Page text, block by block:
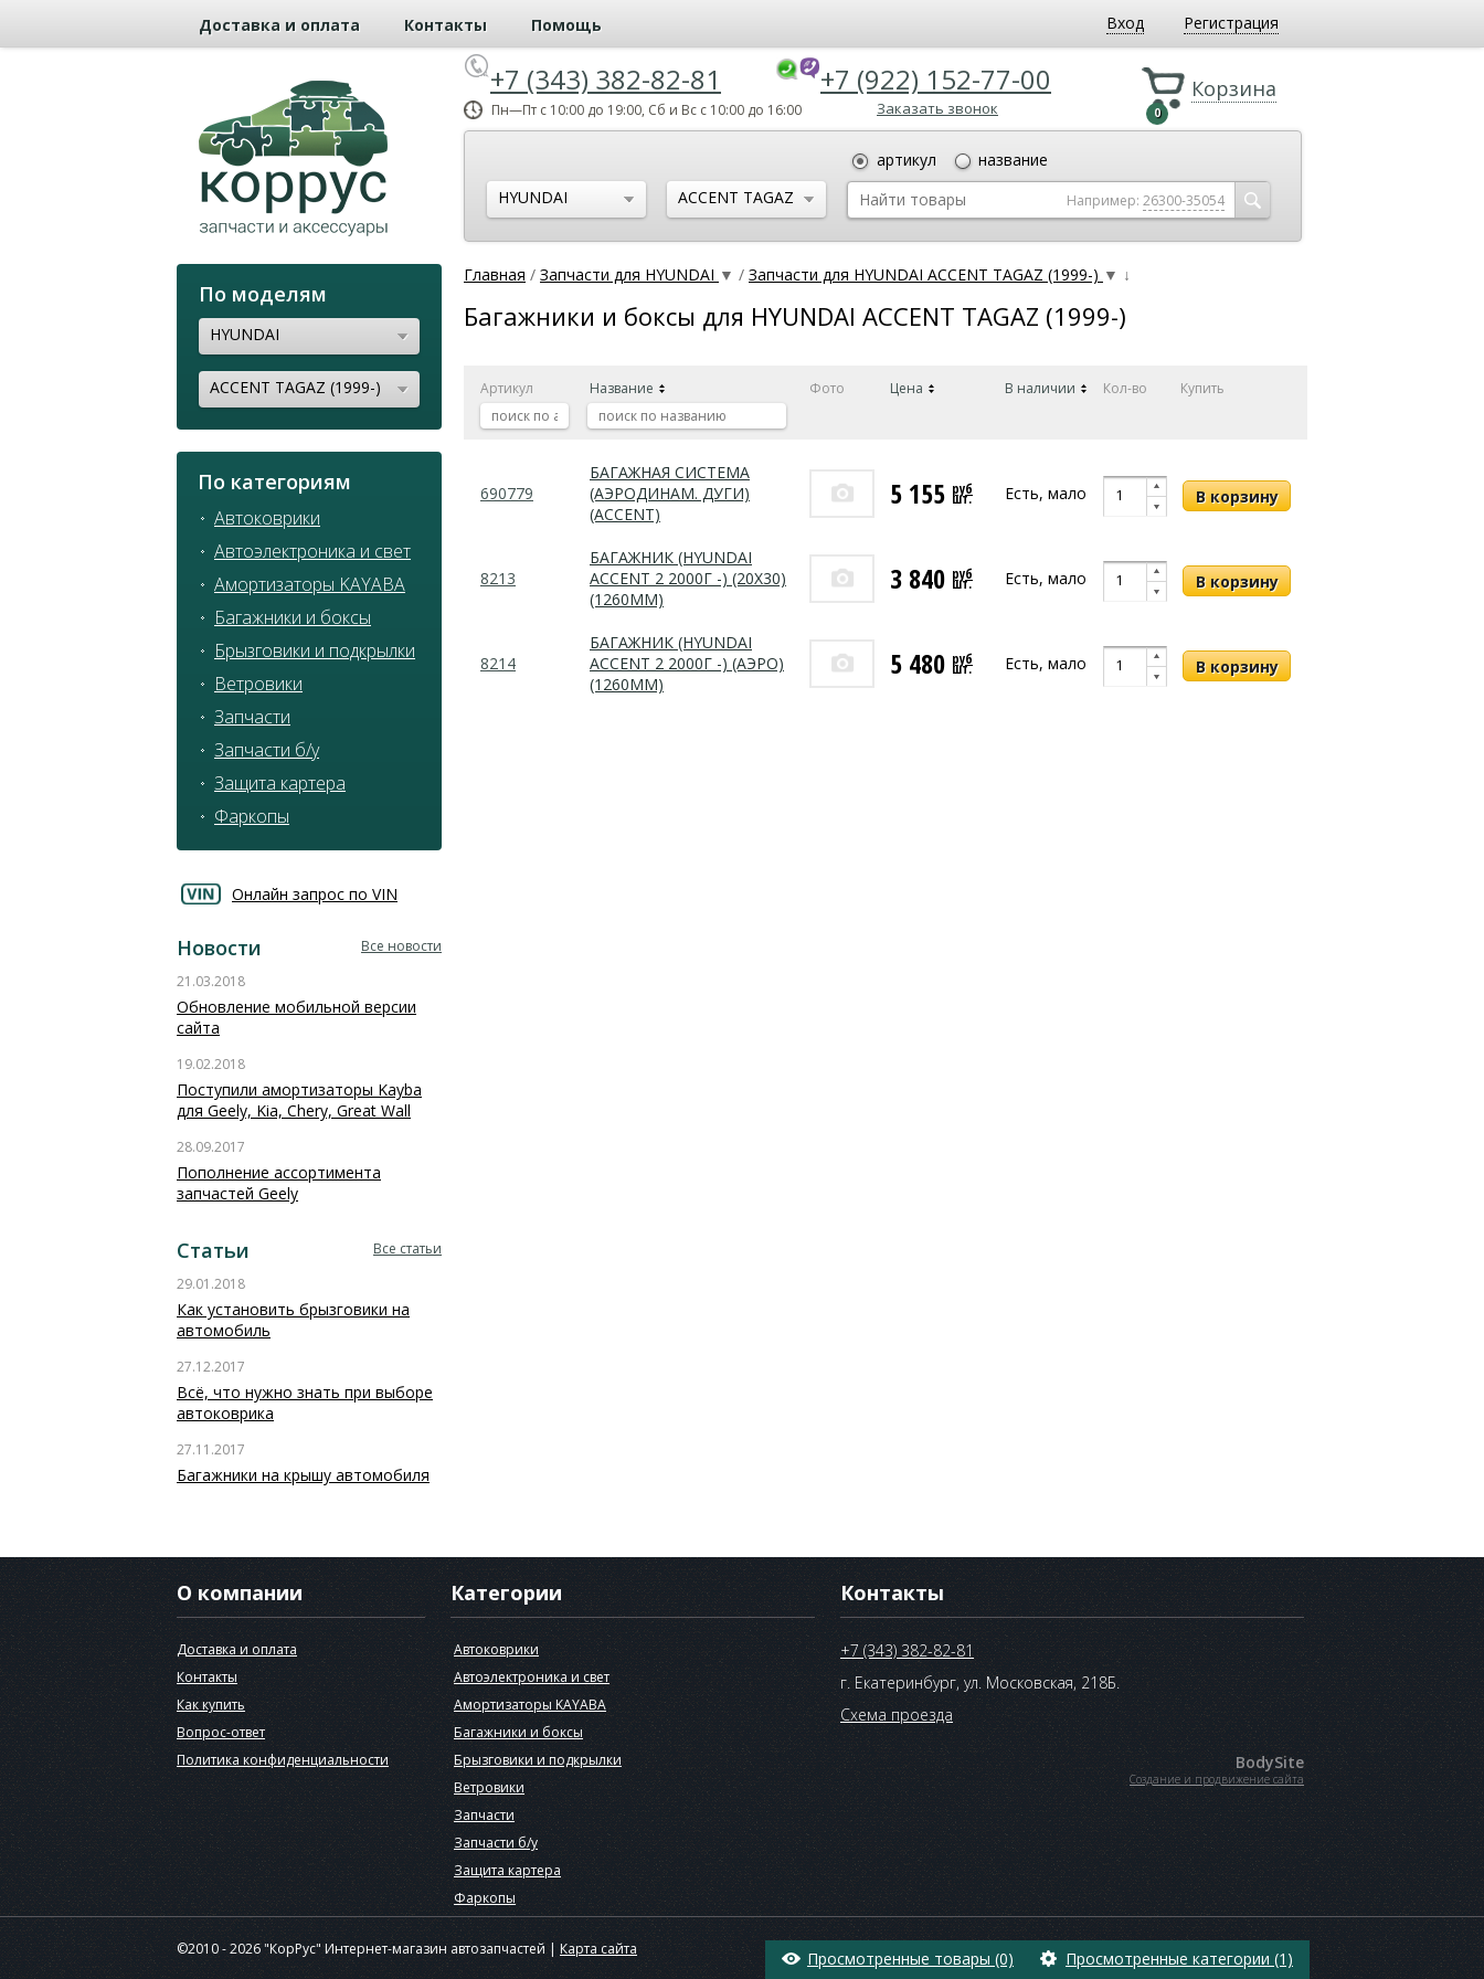
Доставка и оплата Контакты Помощь Вход Регистрация
Корзина
0
+7 (343) 382-82-81 +7 (922) 152-77-00
Пн—Пт с 10:00 до 19:00, Сб и Вс с 10:00 до 16:00 Заказать звонок
HYUNDAI
ACCENT TAGAZ
(1999-)
артикул название
Например: 26300-35054
По моделям
HYUNDAI
ACCENT TAGAZ (1999-)
По категориям
Автоковрики
Автоэлектроника и свет
Амортизаторы KAYABA
Багажники и боксы
Брызговики и подкрылки
Ветровики
Запчасти
Запчасти б/у
Защита картера
Фаркопы
Онлайн запрос по VIN
Новости
Все новости
21.03.2018
Обновление мобильной версии
сайта
19.02.2018
Поступили амортизаторы Kayba
для Geely, Kia, Chery, Great Wall
28.09.2017
Пополнение ассортимента
запчастей Geely
Статьи
Все статьи
29.01.2018
Как установить брызговики на
автомобиль
27.12.2017
Всё, что нужно знать при выборе
автоковрика
27.11.2017
Багажники на крышу автомобиля
Главная / Запчасти для HYUNDAI ▼ / Запчасти для HYUNDAI ACCENT TAGAZ (1999-) ▼ ↓
Багажники и боксы для HYUNDAI ACCENT TAGAZ (1999-)
Артикул Название Фото Цена В наличии Кол-во Купить
690779
БАГАЖНАЯ СИСТЕМА
(АЭРОДИНАМ. ДУГИ)
(ACCENT)
5 155 руб
шт. Есть, мало
8213
БАГАЖНИК (HYUNDAI
ACCENT 2 2000Г -) (20Х30)
(1260ММ)
3 840 руб
шт. Есть, мало
8214
БАГАЖНИК (HYUNDAI
ACCENT 2 2000Г -) (АЭРО)
(1260ММ)
5 480 руб
шт. Есть, мало
О компании
Доставка и оплата
Контакты
Как купить
Вопрос-ответ
Политика конфиденциальности
Категории
Автоковрики
Автоэлектроника и свет
Амортизаторы KAYABA
Багажники и боксы
Брызговики и подкрылки
Ветровики
Запчасти
Запчасти б/у
Защита картера
Фаркопы
Контакты
+7 (343) 382-82-81
г. Екатеринбург, ул. Московская, 218Б.
Схема проезда
BodySite
Создание и продвижение сайта
©2010 - 2026 "КорРус" Интернет-магазин автозапчастей | Карта сайта Просмотренные товары (0) Просмотренные категории (1)